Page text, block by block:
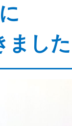
に
まし